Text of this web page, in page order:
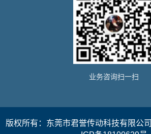
业务咨询扫一扫
版权所有： 东莞市君誉传动科技有限公司